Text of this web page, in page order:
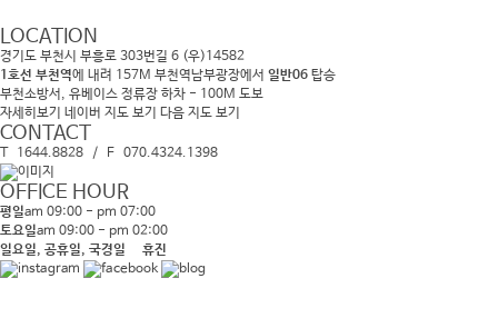
LOCATION
경기도 부천시 부흥로 303번길 6 (우)14582
1호선 부천역에 내려 157M 부천역남부광장에서 일반06 탑승
부천소방서, 유베이스 정류장 하차 - 100M 도보
자세히보기 네이버 지도 보기 다음 지도 보기
CONTACT
T 1644.8828 / F 070.4324.1398
OFFICE HOUR
평일am 09:00 - pm 07:00
토요일am 09:00 - pm 02:00
일요일, 공휴일, 국경일 휴진